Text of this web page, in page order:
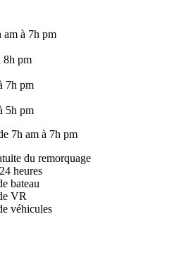
am à 7h pm
8h pm
7h pm
5h pm
7h am à 7h pm
du remorquage
heures
bateau
VR
véhicules